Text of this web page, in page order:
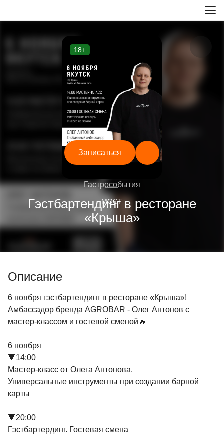
18+
Гастрособытия
Гэстбартендинг в ресторане
«Крыша»
Записаться
—
МОСТ
Описание
6 ноября гэстбартендинг в ресторане «Крыша»!
Амбассадор бренда AGROBAR - Олег Антонов с
мастер-классом и гостевой сменой🔥
6 ноября
🔻14:00
Мастер-класс от Олега Антонова.
Универсальные инструменты при создании барной
карты
🔻20:00
Гэстбартердинг. Гостевая смена